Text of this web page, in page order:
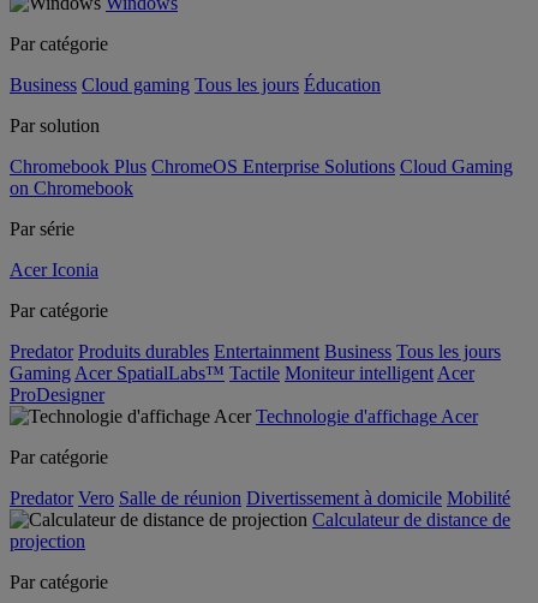
Par catégorie
Business Cloud gaming Tous les jours Éducation
Par solution
Chromebook Plus ChromeOS Enterprise Solutions Cloud Gaming
on Chromebook
Par série
Acer Iconia
Par catégorie
Predator Produits durables Entertainment Business Tous les jours
Gaming Acer SpatialLabs™ Tactile Moniteur intelligent Acer
ProDesigner
Technologie d'affichage Acer
Par catégorie
Predator Vero Salle de réunion Divertissement à domicile Mobilité
Calculateur de distance de
projection
Par catégorie